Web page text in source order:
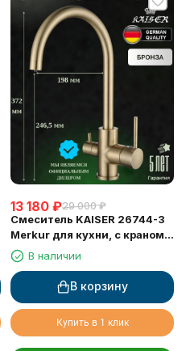
13 180 ₽29 000 ₽
Смеситель KAISER 26744-3
Merkur для кухни, с краном
для питьевой воды,
бронзовый
В наличии
В корзину
Купить в 1 клик